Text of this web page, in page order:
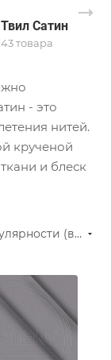
Твил Сатин
43 товара
- это
нитей.
крученой
и блеск
По популярности (возрастание)